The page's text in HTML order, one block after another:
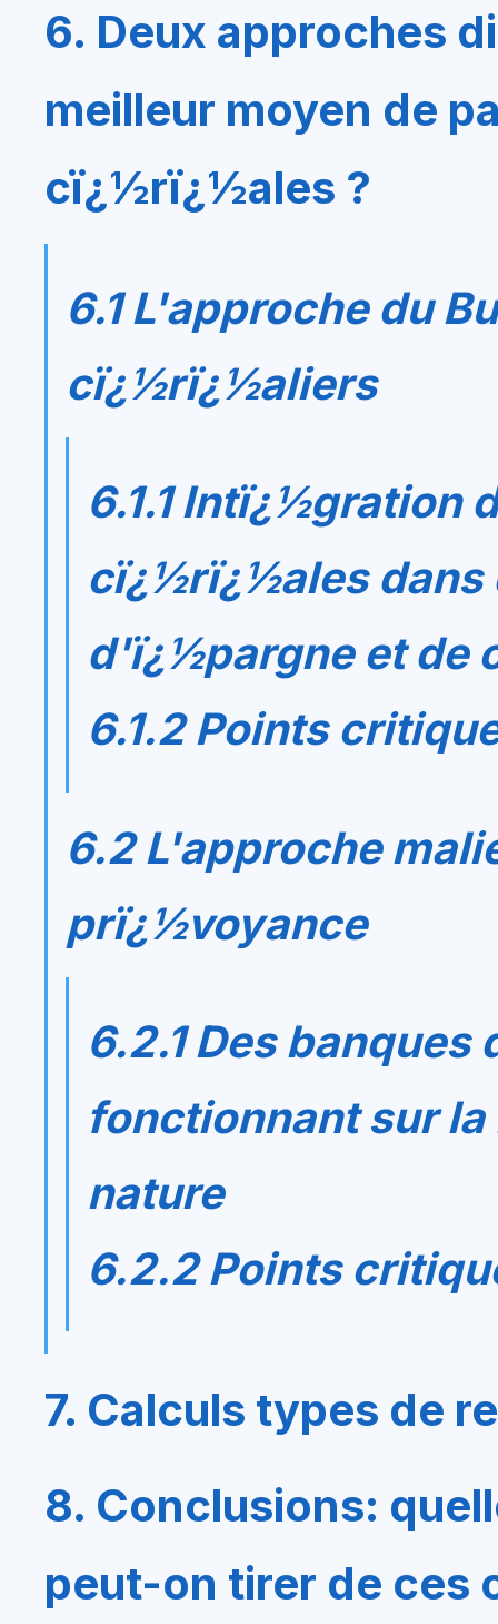
6. Deux approches
meilleur moyen de
cï¿½rï¿½ales ?
6.1 L'approche du
cï¿½rï¿½aliers
6.1.1 Intï¿½gration
cï¿½rï¿½ales dans
d'ï¿½pargne et de
6.1.2 Points
6.2 L'approche
prï¿½voyance
6.2.1 Des
fonctionnant sur
nature
6.2.2 Points
7. Calculs types de
8. Conclusions:
peut-on tirer de ces